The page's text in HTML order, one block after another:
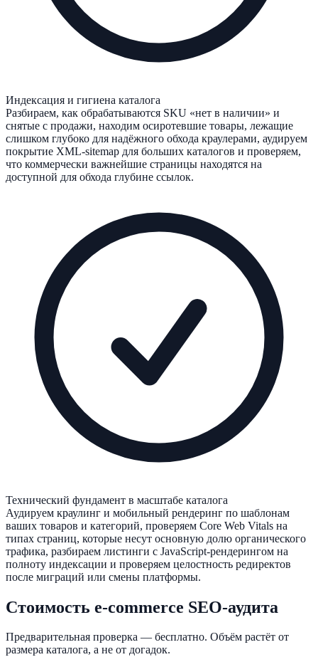
Индексация и гигиена каталога
Разбираем, как обрабатываются SKU «нет в наличии» и
снятые с продажи, находим осиротевшие товары, лежащие
слишком глубоко для надёжного обхода краулерами, аудируем
покрытие XML-sitemap для больших каталогов и проверяем,
что коммерчески важнейшие страницы находятся на
доступной для обхода глубине ссылок.
Технический фундамент в масштабе каталога
Аудируем краулинг и мобильный рендеринг по шаблонам
ваших товаров и категорий, проверяем Core Web Vitals на
типах страниц, которые несут основную долю органического
трафика, разбираем листинги с JavaScript-рендерингом на
полноту индексации и проверяем целостность редиректов
после миграций или смены платформы.
Стоимость e-commerce SEO-аудита
Предварительная проверка — бесплатно. Объём растёт от
размера каталога, а не от догадок.